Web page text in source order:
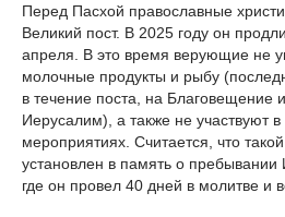
Перед Пасхой православные
Великий пост. В 2025 году он
апреля. В это время верующие не
молочные продукты и рыбу
в течение поста, на Благовещение
Иерусалим), а также не участвуют в
мероприятиях. Считается, что
установлен в память о пребывании
где он провел 40 дней в молитве и